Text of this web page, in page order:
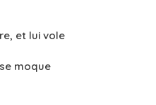
et lui vole
moque